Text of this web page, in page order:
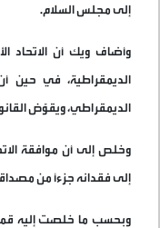
إلى مجلس السلام.
وأضاف ويك أن الاتحاد
الديمقراطية، في حين
الديمقراطي، ويقوّض
وخلص إلى أن موافقة
إلى فقدانه جزءًا من
وبحسب ما خلصت إليه قمة